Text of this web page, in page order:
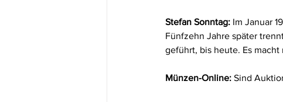
Stefan Sonntag: Im Januar
Fünfzehn Jahre später
geführt, bis heute. Es
Münzen-Online: Sind